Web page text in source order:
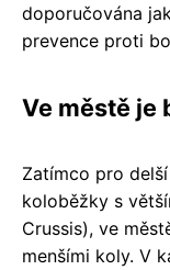
doporučována
prevence proti
Ve městě je
Zatímco pro
koloběžky s
Crussis), ve
menšími koly. V